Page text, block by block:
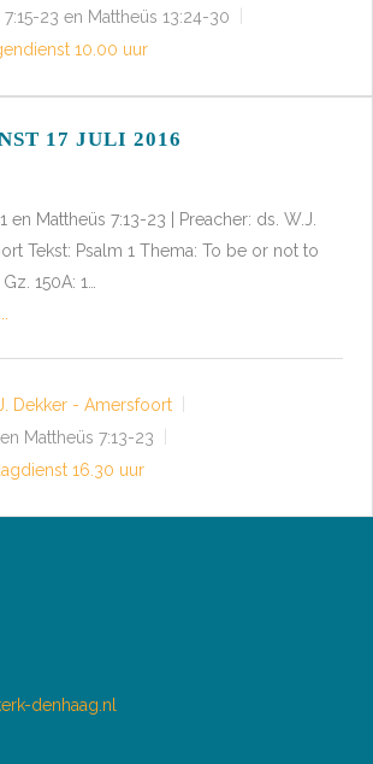
7:15-23 en Mattheüs 13:24-30
10.00 uur
17 JULI 2016
en Mattheüs 7:13-23 | Preacher: ds. W.J.
Tekst: Psalm 1 Thema: To be or not to
150A: 1…
Dekker - Amersfoort
en Mattheüs 7:13-23
16.30 uur
denhaag.nl